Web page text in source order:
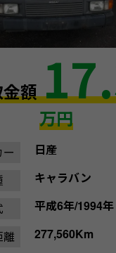
金額
万円
ー
日産
キャラバン
平成6年/1994年
離
277,560Km